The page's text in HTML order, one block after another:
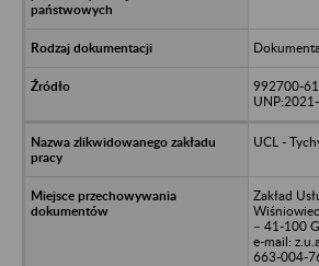
992700-
UCL -
Zakład
– 41-100
e-mail:
663-004-